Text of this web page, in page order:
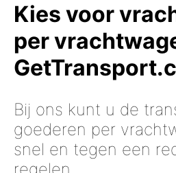
Kies voor
per
Bij ons kunt u de
goederen per
snel en tegen een
regelen.